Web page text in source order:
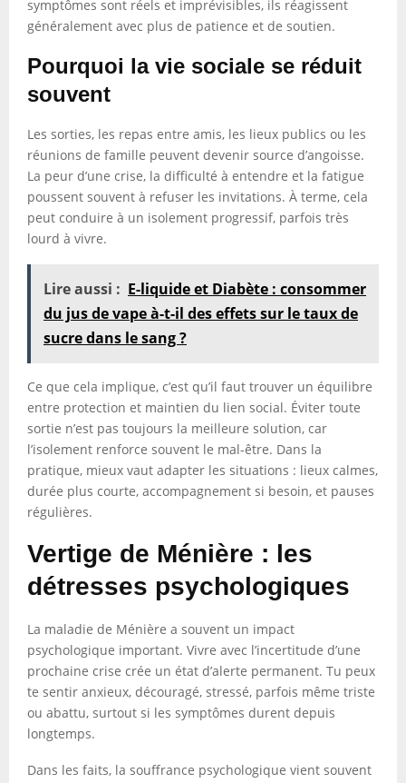
symptômes sont réels et imprévisibles, ils réagissent
généralement avec plus de patience et de soutien.
Pourquoi la vie sociale se réduit
souvent
Les sorties, les repas entre amis, les lieux publics ou les
réunions de famille peuvent devenir source d’angoisse.
La peur d’une crise, la difficulté à entendre et la fatigue
poussent souvent à refuser les invitations. À terme, cela
peut conduire à un isolement progressif, parfois très
lourd à vivre.
Lire aussi : E-liquide et Diabète : consommer
du jus de vape à-t-il des effets sur le taux de
sucre dans le sang ?
Ce que cela implique, c’est qu’il faut trouver un équilibre
entre protection et maintien du lien social. Éviter toute
sortie n’est pas toujours la meilleure solution, car
l’isolement renforce souvent le mal-être. Dans la
pratique, mieux vaut adapter les situations : lieux calmes,
durée plus courte, accompagnement si besoin, et pauses
régulières.
Vertige de Ménière : les
détresses psychologiques
La maladie de Ménière a souvent un impact
psychologique important. Vivre avec l’incertitude d’une
prochaine crise crée un état d’alerte permanent. Tu peux
te sentir anxieux, découragé, stressé, parfois même triste
ou abattu, surtout si les symptômes durent depuis
longtemps.
Dans les faits, la souffrance psychologique vient souvent